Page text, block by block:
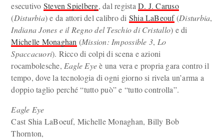
esecutivo Steven Spielberg, dal registaD. J. Caruso
(Disturbia) e da attori del calibro di Shia LaBeouf(Disturbia,
Indiana Jones e il Regno del Teschio di Cristallo) e di
Michelle Monaghan (Mission: Impossible 3, Lo
Spaccacuori). Ricco di colpi di scena e azioni
rocambolesche, Eagle Eyeè una vera e propria gara contro il
tempo, dove la tecnologia di ogni giorno si rivela un’arma a
doppio taglio perché “tutto può” e “tutto controlla”.
Eagle Eye
Cast Shia LaBoeuf, Michelle Monaghan, Billy Bob
Thornton,